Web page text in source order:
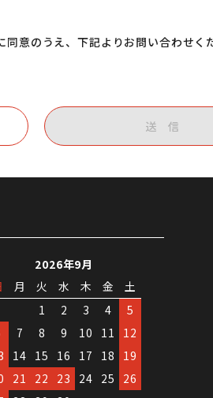
同意のうえ、下記よりお問い合わせく
送 信
2026年9月
月 火 水 木 金
土
1
2 3 4
5
7 8 9 10 11
12
14 15 16 17 18
19
21 22 23 24 25
26